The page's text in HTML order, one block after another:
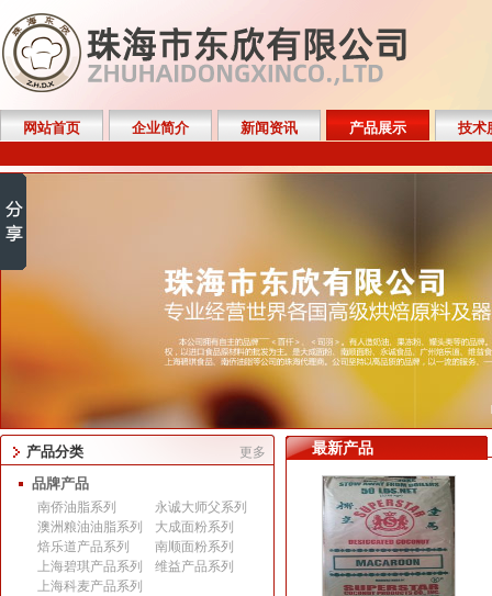
网站首页 企业简介 新闻资讯 产品展示 技术
产品分类 更多
品牌产品
南侨油脂系列
永诚大师父系列
澳洲粮油油脂系列
大成面粉系列
焙乐道产品系列
南顺面粉系列
上海碧琪产品系列
维益产品系列
上海科麦产品系列
最新产品